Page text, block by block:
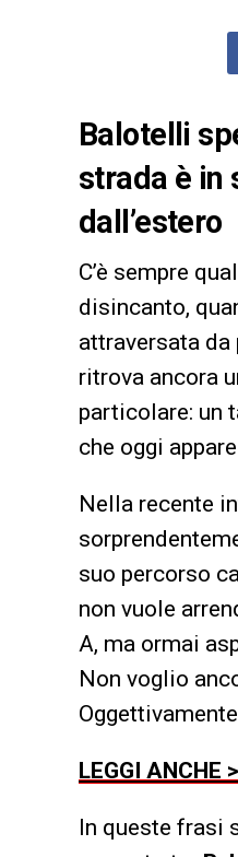
Balotelli
strada è in
dall’estero
C’è sempre
disincanto,
attraversata
ritrova ancora
particolare: un
che oggi
Nella recente
suo percorso
non vuole
A, ma ormai
Non voglio
LEGGI
In queste frasi